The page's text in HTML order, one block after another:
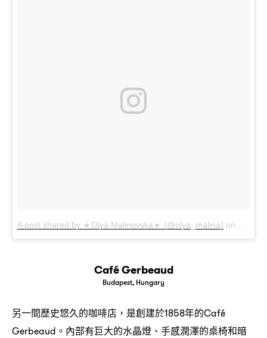
A post shared by 🔸Olya Malinovska🔸 (@olya_malina) on
Café Gerbeaud
Budapest, Hungary
另一間歷史悠久的咖啡店 ， 是創建於1858年的Café
Gerbeaud 。內部有巨大的水晶燈、手感潤澤的桌椅和暗